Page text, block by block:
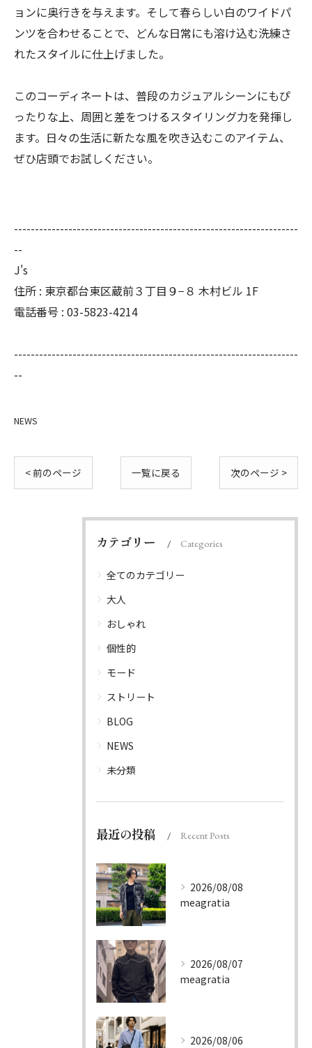
ョンに奥行きを与えます。そして春らしい白のワイドパ
ンツを合わせることで、どんな日常にも溶け込む洗練さ
れたスタイルに仕上げました。
このコーディネートは、普段のカジュアルシーンにもぴ
ったりな上、周囲と差をつけるスタイリング力を発揮し
ます。日々の生活に新たな風を吹き込むこのアイテム、
ぜひ店頭でお試しください。
--------------------------------------------------------------------
--
J's
住所 : 東京都台東区蔵前３丁目９−８ 木村ビル 1F
電話番号 : 03-5823-4214
--------------------------------------------------------------------
--
NEWS
< 前のページ 一覧に戻る 次のページ >
カテゴリー Categories
全てのカテゴリー
大人
おしゃれ
個性的
モード
ストリート
BLOG
NEWS
未分類
最近の投稿 Recent Posts
2026/08/08
meagratia
2026/08/07
meagratia
2026/08/06